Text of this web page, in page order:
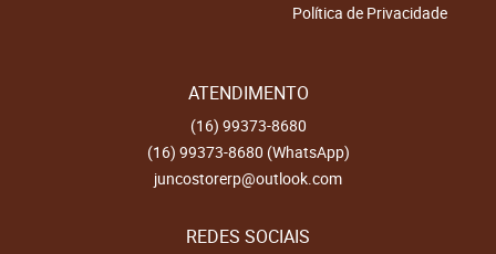
Política de Privacidade
ATENDIMENTO
(16) 99373-8680
(16) 99373-8680 (WhatsApp)
juncostorerp@outlook.com
REDES SOCIAIS